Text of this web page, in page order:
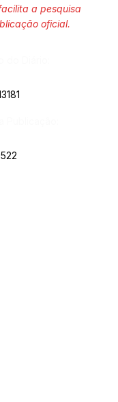
a pesquisa
oficial.
522